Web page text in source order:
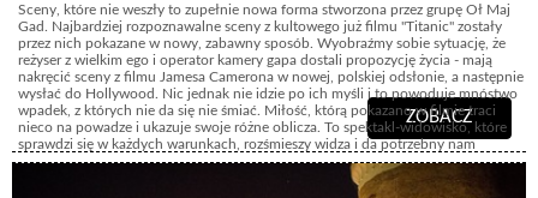
Sceny, które nie weszły to zupełnie nowa forma stworzona przez grupę Oł Maj
Gad. Najbardziej rozpoznawalne sceny z kultowego już filmu "Titanic" zostały
przez nich pokazane w nowy, zabawny sposób. Wyobraźmy sobie sytuację, że
reżyser z wielkim ego i operator kamery gapa dostali propozycję życia - mają
nakręcić sceny z filmu Jamesa Camerona w nowej, polskiej odsłonie, a następnie
wysłać do Hollywood. Nic jednak nie idzie po ich myśli i to powoduje mnóstwo
wpadek, z których nie da się nie śmiać. Miłość, którą pokazano w filmie traci
nieco na powadze i ukazuje swoje różne oblicza. To spektakl-widowisko, które
sprawdzi się w każdych warunkach, rozśmieszy widza i da potrzebny nam
wszystkim oddech
ZOBACZ